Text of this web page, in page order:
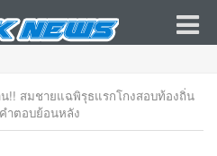
!! สมชายแฉพิรุธแรกโกงสอบท้องถิ่น
ำตอบย้อนหลัง